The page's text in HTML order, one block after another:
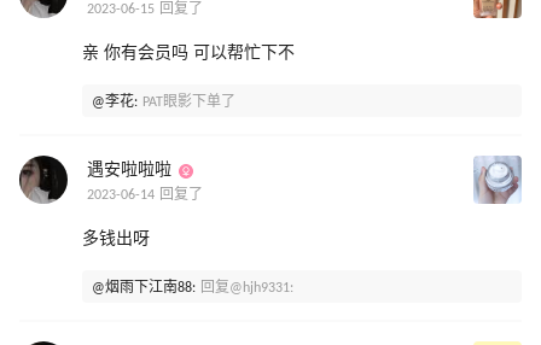
2023-06-15 回复了
亲 你有会员吗 可以帮忙下不
@李花: PAT眼影下单了
遇安啦啦啦
2023-06-14 回复了
多钱出呀
@烟雨下江南88: 回复@hjh9331: